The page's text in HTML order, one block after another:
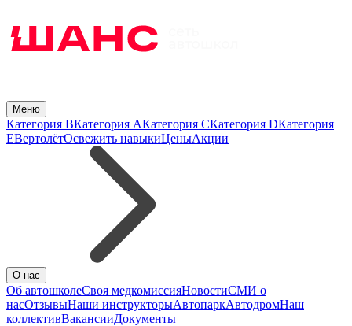
Меню
Категория BКатегория AКатегория CКатегория DКатегория
EВертолётОсвежить навыкиЦеныАкции
О нас
Об автошколеСвоя медкомиссияНовостиСМИ о
насОтзывыНаши инструкторыАвтопаркАвтодромНаш
коллективВакансииДокументы